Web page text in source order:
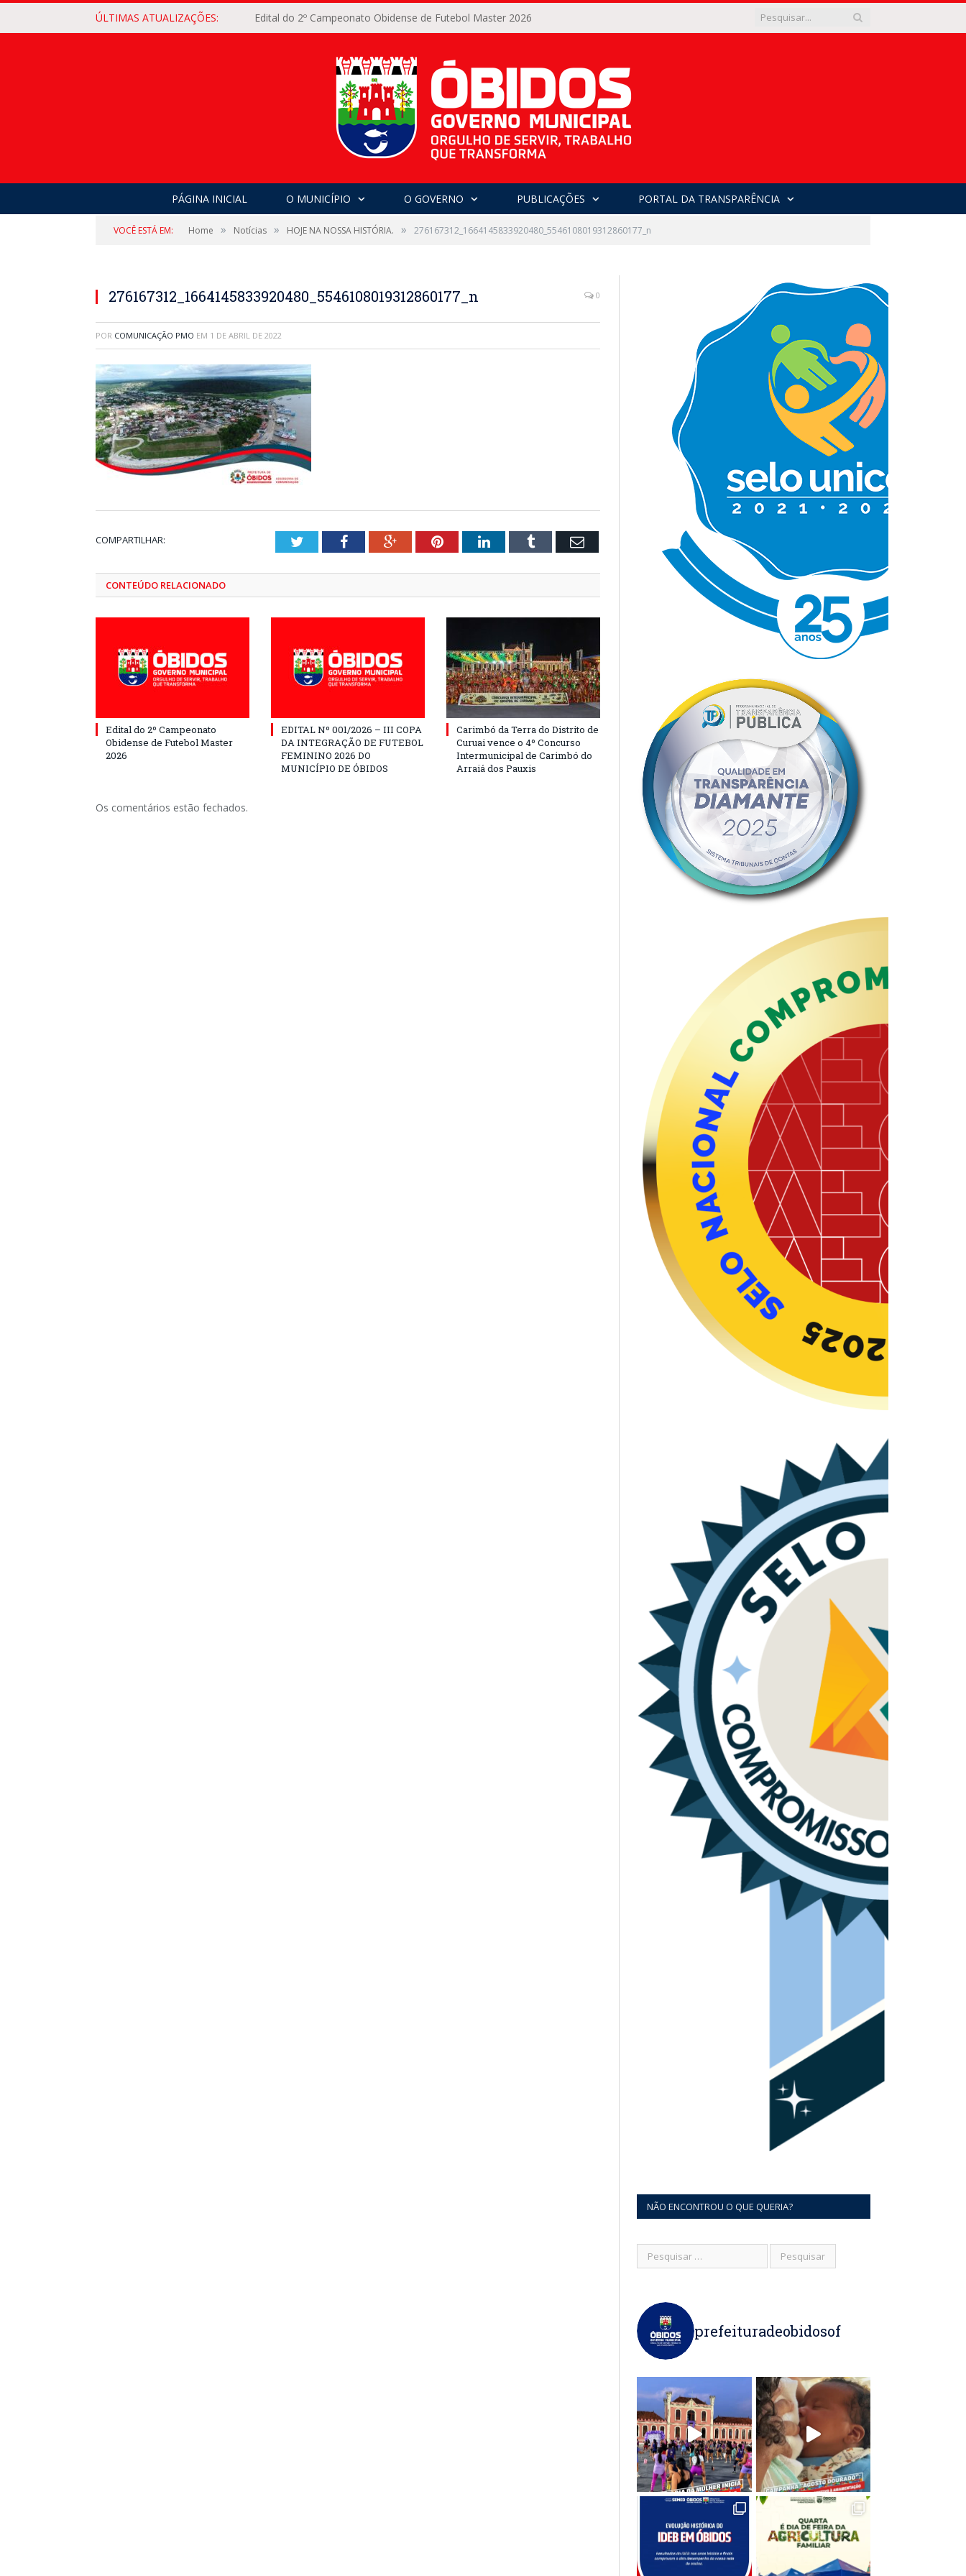
ÚLTIMAS ATUALIZAÇÕES: Edital do 2º Campeonato Obidense de Futebol Master 2026
PÁGINA INICIAL O MUNICÍPIO O GOVERNO PUBLICAÇÕES PORTAL DA TRANSPARÊNCIA
VOCÊ ESTÁ EM: Home » Notícias » HOJE NA NOSSA HISTÓRIA. » 276167312_1664145833920480_5546108019312860177_n
276167312_1664145833920480_5546108019312860177_n 0
POR COMUNICAÇÃO PMO EM 1 DE ABRIL DE 2022
COMPARTILHAR: TwitterFacebookGoogle+PinterestLinkedInTumblr Email
CONTEÚDO RELACIONADO
Edital do 2º Campeonato
Obidense de Futebol Master
2026
EDITAL Nº 001/2026 – III COPA
DA INTEGRAÇÃO DE FUTEBOL
FEMININO 2026 DO
MUNICÍPIO DE ÓBIDOS
Carimbó da Terra do Distrito de
Curuai vence o 4º Concurso
Intermunicipal de Carimbó do
Arraiá dos Pauxis
Os comentários estão fechados.
NÃO ENCONTROU O QUE QUERIA?
prefeituradeobidosof